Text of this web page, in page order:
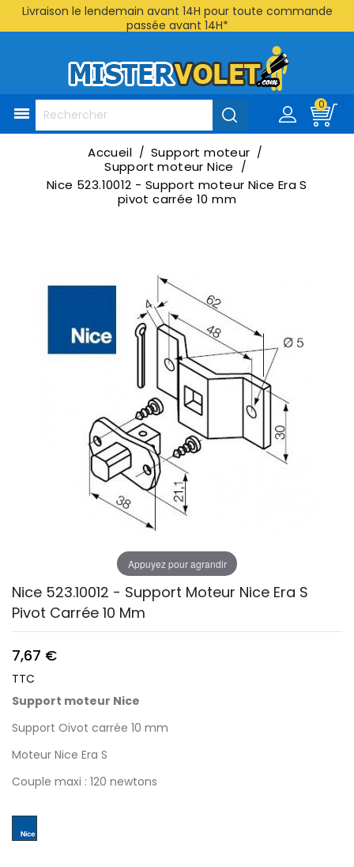
Livraison le lendemain avant 14H pour toute commande
passée avant 14H*

0
Accueil
Support moteur
Support moteur Nice
Nice 523.10012 - Support moteur Nice Era S
pivot carrée 10 mm
Appuyez pour agrandir
Nice 523.10012 - Support Moteur Nice Era S
Pivot Carrée 10 Mm
7,67 €
TTC
Support moteur Nice
Support Oivot carrée 10 mm
Moteur Nice Era S
Couple maxi : 120 newtons